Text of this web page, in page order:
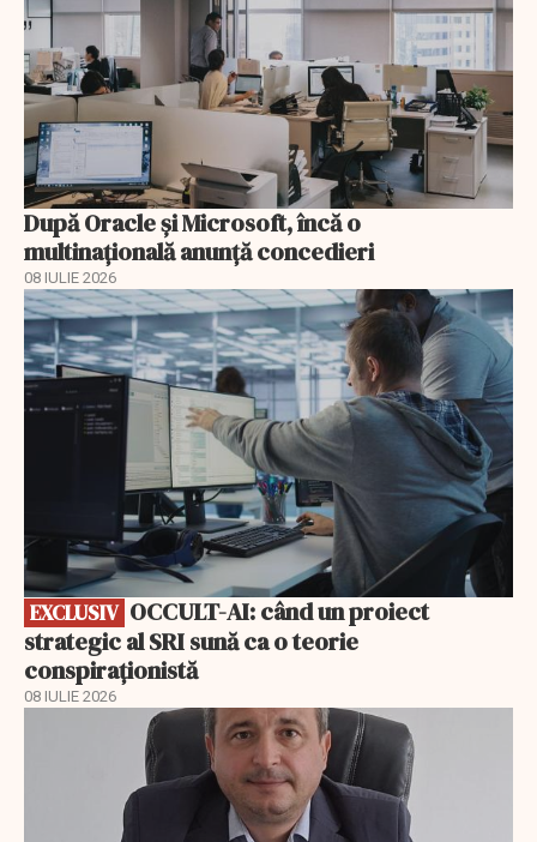
După Oracle şi Microsoft, încă o
multinaţională anunţă concedieri
08 IULIE 2026
EXCLUSIV
EXCLUSIV
strategic al SRI sună ca o teorie
conspiraționistă
08 IULIE 2026